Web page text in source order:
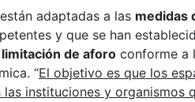
adaptadas a las medidas
y que se han
de aforo conforme a
“El objetivo es que los
instituciones y organismos